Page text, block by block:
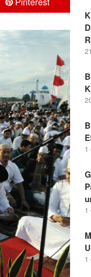
1
1
1